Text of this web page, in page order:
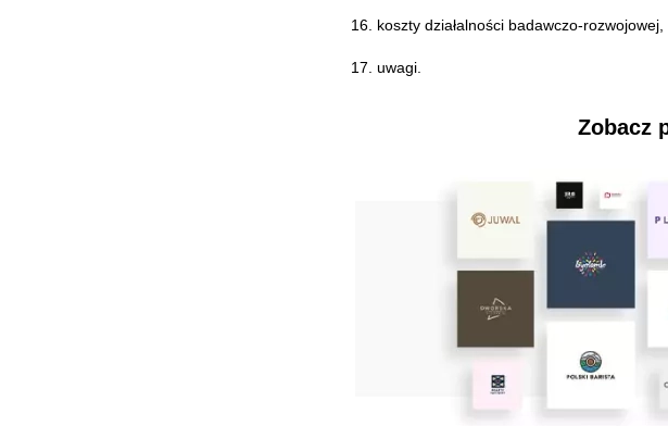
koszty działalności badawczo-rozwojowej,
uwagi.
Zobacz